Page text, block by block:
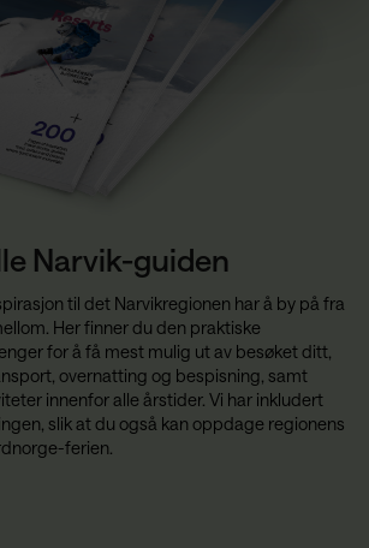
Narvik-guiden
til det Narvikregionen har å by på fra
Her finner du den praktiske
for å få mest mulig ut av besøket ditt,
overnatting og bespisning, samt
innenfor alle årstider. Vi har inkludert
slik at du også kan oppdage regionens
ferien.